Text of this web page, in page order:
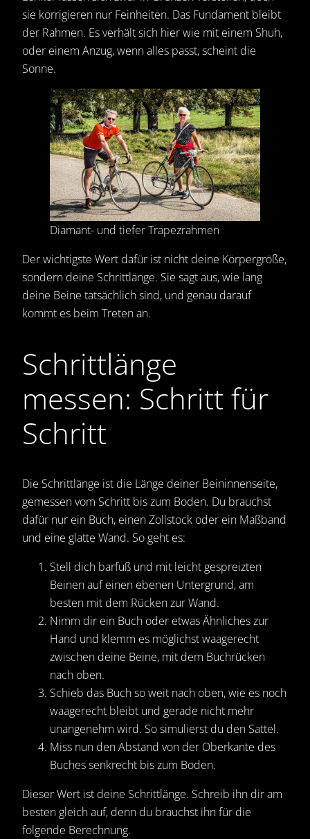
sie korrigieren nur Feinheiten. Das Fundament bleibt
der Rahmen. Es verhält sich hier wie mit einem Shuh,
oder einem Anzug, wenn alles passt, scheint die
Sonne.
Diamant- und tiefer Trapezrahmen
Der wichtigste Wert dafür ist nicht deine Körpergröße,
sondern deine Schrittlänge. Sie sagt aus, wie lang
deine Beine tatsächlich sind, und genau darauf
kommt es beim Treten an.
Schrittlänge
messen: Schritt für
Schritt
Die Schrittlänge ist die Länge deiner Beininnenseite,
gemessen vom Schritt bis zum Boden. Du brauchst
dafür nur ein Buch, einen Zollstock oder ein Maßband
und eine glatte Wand. So geht es:
Stell dich barfuß und mit leicht gespreizten
Beinen auf einen ebenen Untergrund, am
besten mit dem Rücken zur Wand.
Nimm dir ein Buch oder etwas Ähnliches zur
Hand und klemm es möglichst waagerecht
zwischen deine Beine, mit dem Buchrücken
nach oben.
Schieb das Buch so weit nach oben, wie es noch
waagerecht bleibt und gerade nicht mehr
unangenehm wird. So simulierst du den Sattel.
Miss nun den Abstand von der Oberkante des
Buches senkrecht bis zum Boden.
Dieser Wert ist deine Schrittlänge. Schreib ihn dir am
besten gleich auf, denn du brauchst ihn für die
folgende Berechnung.